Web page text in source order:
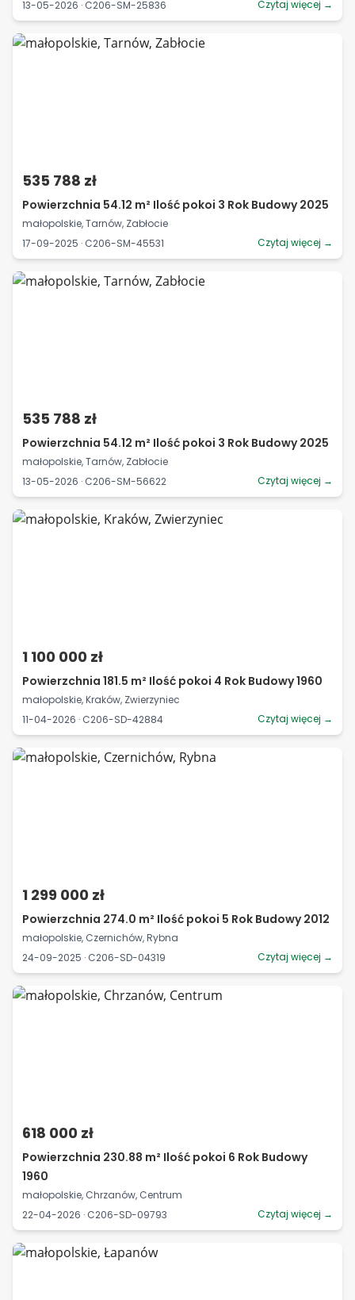
13-05-2026 · C206-SM-25836
Czytaj więcej →
535 788 zł
Powierzchnia 54.12 m² Ilość pokoi 3 Rok Budowy 2025
małopolskie, Tarnów, Zabłocie
17-09-2025 · C206-SM-45531
Czytaj więcej →
535 788 zł
Powierzchnia 54.12 m² Ilość pokoi 3 Rok Budowy 2025
małopolskie, Tarnów, Zabłocie
13-05-2026 · C206-SM-56622
Czytaj więcej →
1 100 000 zł
Powierzchnia 181.5 m² Ilość pokoi 4 Rok Budowy 1960
małopolskie, Kraków, Zwierzyniec
11-04-2026 · C206-SD-42884
Czytaj więcej →
1 299 000 zł
Powierzchnia 274.0 m² Ilość pokoi 5 Rok Budowy 2012
małopolskie, Czernichów, Rybna
24-09-2025 · C206-SD-04319
Czytaj więcej →
618 000 zł
Powierzchnia 230.88 m² Ilość pokoi 6 Rok Budowy
1960
małopolskie, Chrzanów, Centrum
22-04-2026 · C206-SD-09793
Czytaj więcej →